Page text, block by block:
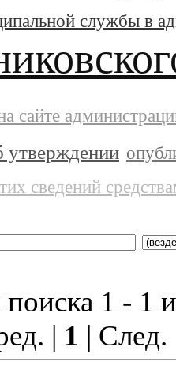
службы в
сайте
утверждении
сведений
поиска 1 - 1
| 1 |